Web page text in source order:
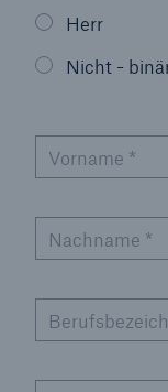
Herr
Nicht -
Vorname *
Nachname *